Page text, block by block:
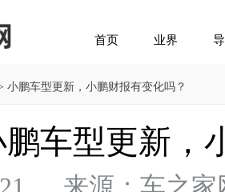
首页 业界
小鹏车型更新，小鹏财报有变化吗？
车型更新，